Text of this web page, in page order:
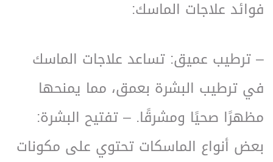
فوائد علاجات الماسك:
– ترطيب عميق: تساعد علاجات الماسك
في ترطيب البشرة بعمق، مما يمنحها
مظهرًا صحيًا ومشرقًا. – تفتيح البشرة:
بعض أنواع الماسكات تحتوي على مكونات